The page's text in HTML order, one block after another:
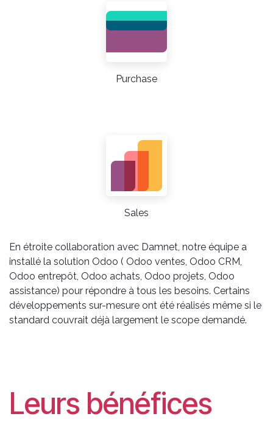
Purchase
Sales
En étroite collaboration avec Damnet, notre équipe a
installé la solution Odoo ( Odoo ventes, Odoo CRM,
Odoo entrepôt, Odoo achats, Odoo projets, Odoo
assistance) pour répondre à tous les besoins. Certains
développements sur-mesure ont été réalisés même si le
standard couvrait déjà largement le scope demandé.
Leurs bénéfices